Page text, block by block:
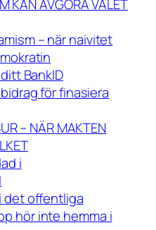
KAN AVGÖRA VALET
– när naivitet
BankID
för finasiera
– NÄR MAKTEN
i
det offentliga
hör inte hemma i